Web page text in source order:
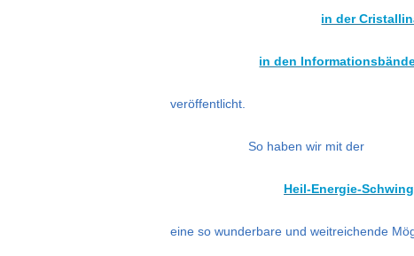
in der
in den
veröffentlicht.
So haben wir mit der
Heil-Energie-
eine so wunderbare und weitreichende